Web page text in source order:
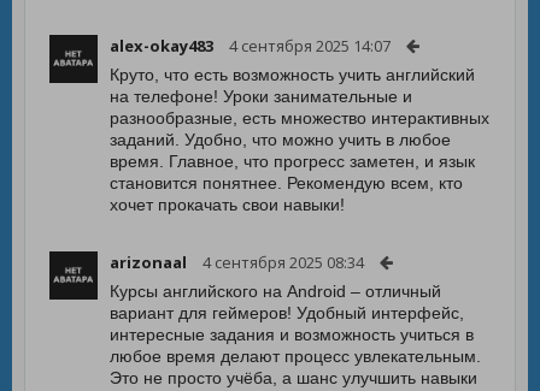
alex-okay483 4 сентября 2025 14:07
Круто, что есть возможность учить английский
на телефоне! Уроки занимательные и
разнообразные, есть множество интерактивных
заданий. Удобно, что можно учить в любое
время. Главное, что прогресс заметен, и язык
становится понятнее. Рекомендую всем, кто
хочет прокачать свои навыки!
arizonaal 4 сентября 2025 08:34
Курсы английского на Android – отличный
вариант для геймеров! Удобный интерфейс,
интересные задания и возможность учиться в
любое время делают процесс увлекательным.
Это не просто учёба, а шанс улучшить навыки